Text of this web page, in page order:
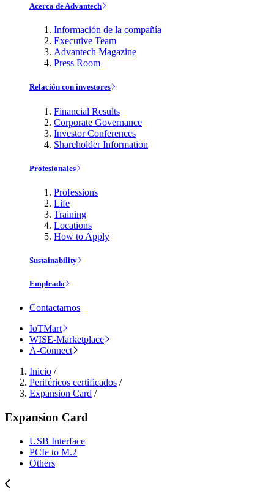
Acerca de Advantech
Información de la compañía
Executive Team
Advantech Magazine
Press Room
Relación con investores
Financial Results
Corporate Governance
Investor Conferences
Shareholder Information
Profesionales
Professions
Life
Training
Locations
How to Apply
Sustainability
Empleado
Contactarnos
IoTMart
WISE-Marketplace
A-Connect
Inicio /
Periféricos certificados /
Expansion Card /
Expansion Card
USB Interface
PCIe to M.2
Others